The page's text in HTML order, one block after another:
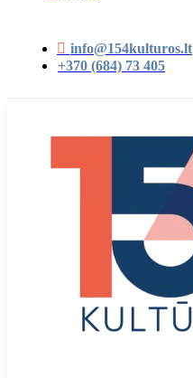
info@154kulturos.lt
+370 (684) 73 405